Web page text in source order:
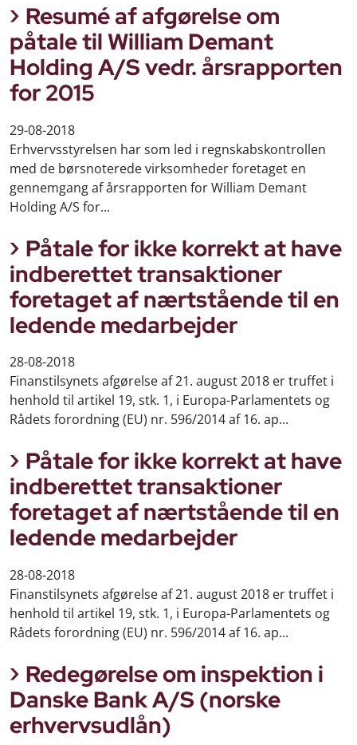
Resumé af afgørelse om
påtale til William Demant
Holding A/S vedr. årsrapporten
for 2015
29-08-2018
Erhvervsstyrelsen har som led i regnskabskontrollen
med de børsnoterede virksomheder foretaget en
gennemgang af årsrapporten for William Demant
Holding A/S for...
Påtale for ikke korrekt at have
indberettet transaktioner
foretaget af nærtstående til en
ledende medarbejder
28-08-2018
Finanstilsynets afgørelse af 21. august 2018 er truffet i
henhold til artikel 19, stk. 1, i Europa-Parlamentets og
Rådets forordning (EU) nr. 596/2014 af 16. ap...
Påtale for ikke korrekt at have
indberettet transaktioner
foretaget af nærtstående til en
ledende medarbejder
28-08-2018
Finanstilsynets afgørelse af 21. august 2018 er truffet i
henhold til artikel 19, stk. 1, i Europa-Parlamentets og
Rådets forordning (EU) nr. 596/2014 af 16. ap...
Redegørelse om inspektion i
Danske Bank A/S (norske
erhvervsudlån)